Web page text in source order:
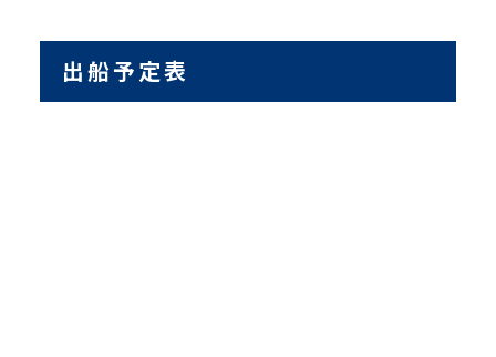
出船予定表